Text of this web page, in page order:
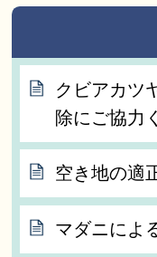
クビアカツ
除にご協力
空き地の適
マダニによ